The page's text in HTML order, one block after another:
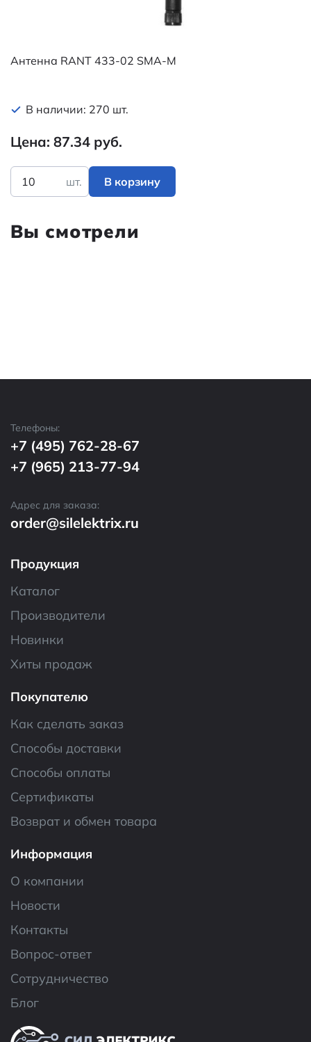
Антенна RANT 433-02 SMA-M
В наличии: 270 шт.
Цена: 87.34 руб.
шт. В корзину
Вы смотрели
Телефоны:
+7 (495) 762-28-67
+7 (965) 213-77-94
Адрес для заказа:
order@silelektrix.ru
Продукция
Каталог
Производители
Новинки
Хиты продаж
Покупателю
Как сделать заказ
Способы доставки
Способы оплаты
Сертификаты
Возврат и обмен товара
Информация
О компании
Новости
Контакты
Вопрос-ответ
Сотрудничество
Блог